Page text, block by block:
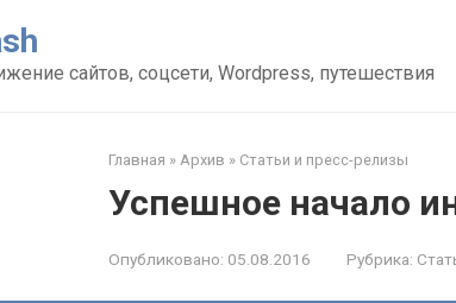
сайтов, соцсети, Wordpress, путешествия
Главная » Архив » Статьи и пресс-релизы
Успешное начало
Опубликовано: 05.08.2016 Рубрика: